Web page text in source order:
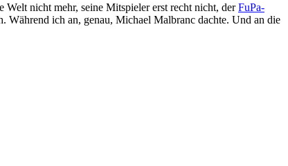
nicht mehr, seine Mitspieler erst recht nicht, derFuPa-
Während ich an, genau, Michael Malbranc dachte. Und an die